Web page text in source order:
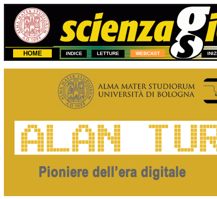
HOME INDICE LETTURE WEBCAST